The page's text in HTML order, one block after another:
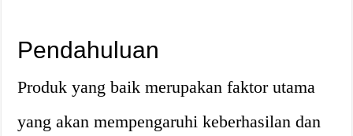
Pendahuluan
Produk yang baik merupakan faktor utama
yang akan mempengaruhi keberhasilan dan